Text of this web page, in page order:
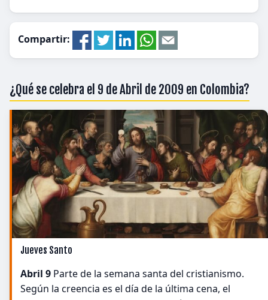
Compartir:
¿Qué se celebra el 9 de Abril de 2009 en Colombia?
Jueves Santo
Abril 9 Parte de la semana santa del cristianismo.
Según la creencia es el día de la última cena, el